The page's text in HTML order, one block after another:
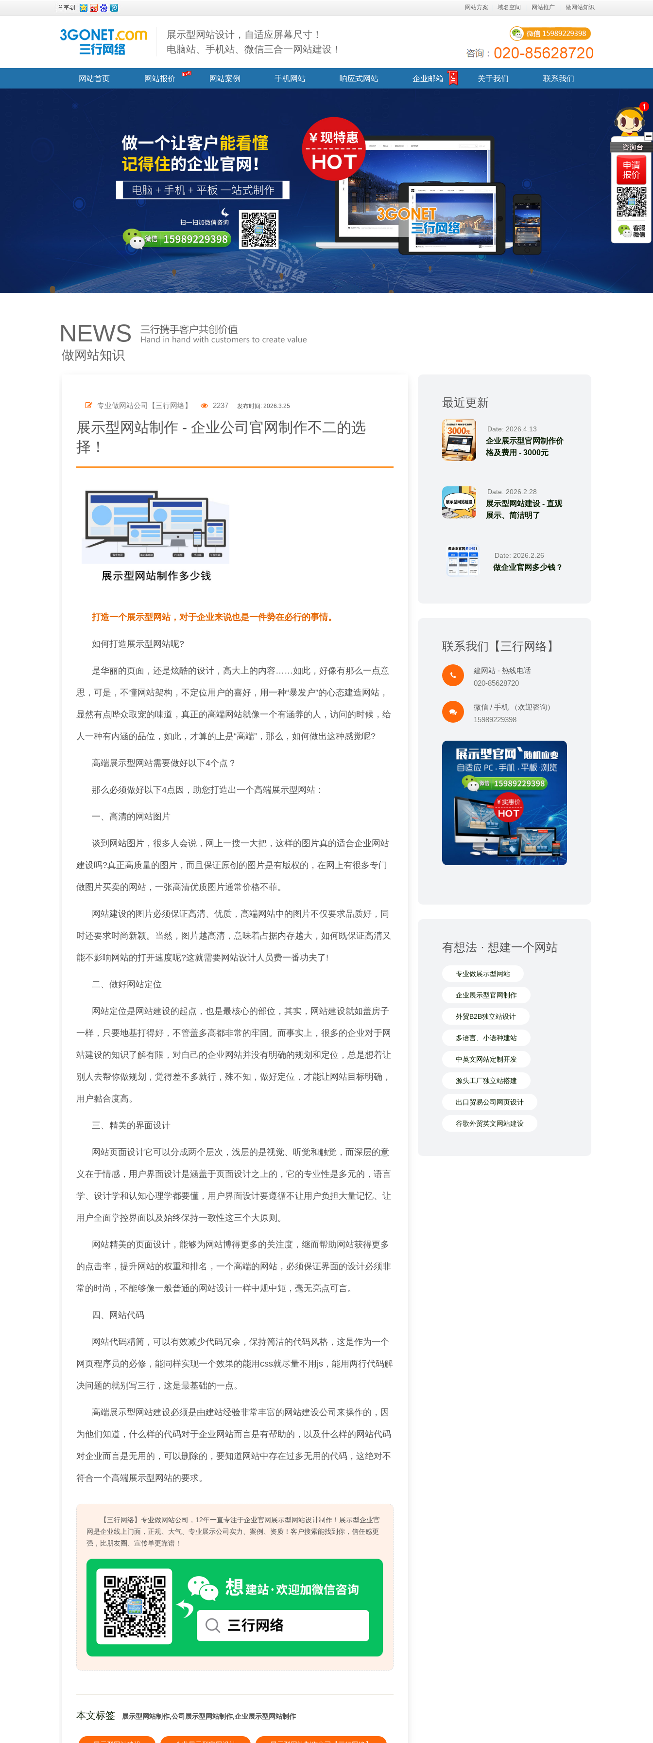
做网站知识
网站推广
域名空间
网站方案
展示型网站设计，自适应屏幕尺寸！
电脑站、手机站、微信三合一网站建设！
网站首页 网站报价 网站案例 手机网站 响应式网站 企业邮箱 关于我们 联系我们
NEWS
做网站知识
专业做网站公司【三行网络】 2237 发布时间: 2026.3.25
展示型网站制作 - 企业公司官网制作不二的选
择！
打造一个展示型网站，对于企业来说也是一件势在必行的事情。
如何打造展示型网站呢?
是华丽的页面，还是炫酷的设计，高大上的内容……如此，好像有那么一点意
思，可是，不懂网站架构，不定位用户的喜好，用一种“暴发户”的心态建造网站，
显然有点哗众取宠的味道，真正的高端网站就像一个有涵养的人，访问的时候，给
人一种有内涵的品位，如此，才算的上是“高端”，那么，如何做出这种感觉呢?
高端展示型网站需要做好以下4个点？
那么必须做好以下4点因，助您打造出一个高端展示型网站：
一、高清的网站图片
谈到网站图片，很多人会说，网上一搜一大把，这样的图片真的适合企业网站
建设吗?真正高质量的图片，而且保证原创的图片是有版权的，在网上有很多专门
做图片买卖的网站，一张高清优质图片通常价格不菲。
网站建设的图片必须保证高清、优质，高端网站中的图片不仅要求品质好，同
时还要求时尚新颖。当然，图片越高清，意味着占据内存越大，如何既保证高清又
能不影响网站的打开速度呢?这就需要网站设计人员费一番功夫了!
二、做好网站定位
网站定位是网站建设的起点，也是最核心的部位，其实，网站建设就如盖房子
一样，只要地基打得好，不管盖多高都非常的牢固。而事实上，很多的企业对于网
站建设的知识了解有限，对自己的企业网站并没有明确的规划和定位，总是想着让
别人去帮你做规划，觉得差不多就行，殊不知，做好定位，才能让网站目标明确，
用户黏合度高。
三、精美的界面设计
网站页面设计它可以分成两个层次，浅层的是视觉、听觉和触觉，而深层的意
义在于情感，用户界面设计是涵盖于页面设计之上的，它的专业性是多元的，语言
学、设计学和认知心理学都要懂，用户界面设计要遵循不让用户负担大量记忆、让
用户全面掌控界面以及始终保持一致性这三个大原则。
网站精美的页面设计，能够为网站博得更多的关注度，继而帮助网站获得更多
的点击率，提升网站的权重和排名，一个高端的网站，必须保证界面的设计必须非
常的时尚，不能够像一般普通的网站设计一样中规中矩，毫无亮点可言。
四、网站代码
网站代码精简，可以有效减少代码冗余，保持简洁的代码风格，这是作为一个
网页程序员的必修，能同样实现一个效果的能用css就尽量不用js，能用两行代码解
决问题的就别写三行，这是最基础的一点。
高端展示型网站建设必须是由建站经验非常丰富的网站建设公司来操作的，因
为他们知道，什么样的代码对于企业网站而言是有帮助的，以及什么样的网站代码
对企业而言是无用的，可以删除的，要知道网站中存在过多无用的代码，这绝对不
符合一个高端展示型网站的要求。
【三行网络】专业做网站公司，12年一直专注于企业官网展示型网站设计制作！展示型企业官
网是企业线上门面，正规、大气、专业展示公司实力、案例、资质！客户搜索能找到你，信任感更
强，比朋友圈、宣传单更靠谱！
本文标签 展示型网站制作,公司展示型网站制作,企业展示型网站制作
最近更新
Date: 2026.4.13
企业展示型官网制作价
格及费用 - 3000元
Date: 2026.2.28
展示型网站建设 - 直观
展示、简洁明了
Date: 2026.2.26
做企业官网多少钱？
联系我们【三行网络】
建网站 - 热线电话
020-85628720
微信 / 手机 （欢迎咨询）
15989229398
有想法 · 想建一个网站
专业做展示型网站
企业展示型官网制作
外贸B2B独立站设计
多语言、小语种建站
中英文网站定制开发
源头工厂独立站搭建
出口贸易公司网页设计
谷歌外贸英文网站建设